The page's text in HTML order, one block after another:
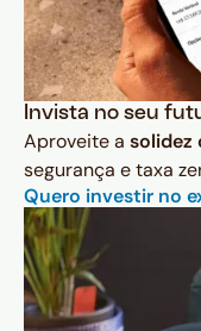
Invista no seu
Aproveite a solidez
segurança e taxa
Quero investir no